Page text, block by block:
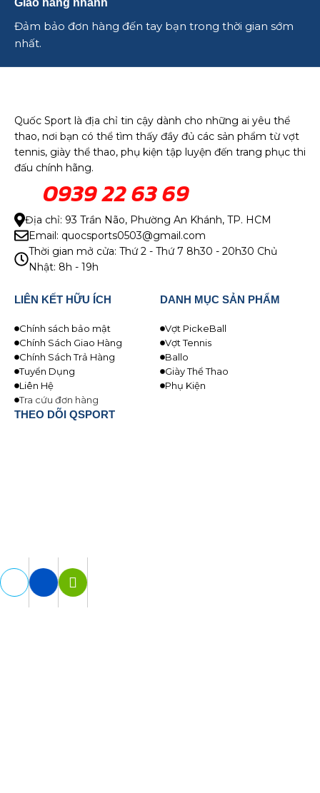
Giao hàng nhanh
Đảm bảo đơn hàng đến tay bạn trong thời gian sớm
nhất.
Quốc Sport là địa chỉ tin cậy dành cho những ai yêu thể
thao, nơi bạn có thể tìm thấy đầy đủ các sản phẩm từ vợt
tennis, giày thể thao, phụ kiện tập luyện đến trang phục thi
đấu chính hãng.
0939 22 63 69
Địa chỉ: 93 Trần Não, Phường An Khánh, TP. HCM
Email: quocsports0503@gmail.com
Thời gian mở cửa: Thứ 2 - Thứ 7 8h30 - 20h30 Chủ
Nhật: 8h - 19h
LIÊN KẾT HỮU ÍCH
Chính sách bảo mật
Chính Sách Giao Hàng
Chính Sách Trả Hàng
Tuyển Dụng
Liên Hệ
Tra cứu đơn hàng
DANH MỤC SẢN PHẨM
Vợt PickeBall
Vợt Tennis
Ballo
Giày Thể Thao
Phụ Kiện
THEO DÕI QSPORT